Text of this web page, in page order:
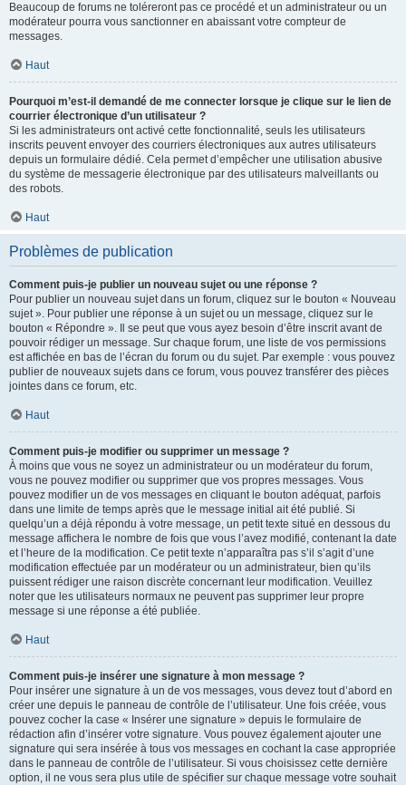
Beaucoup de forums ne toléreront pas ce procédé et un administrateur ou un
modérateur pourra vous sanctionner en abaissant votre compteur de
messages.
Haut
Pourquoi m’est-il demandé de me connecter lorsque je clique sur le lien de
courrier électronique d’un utilisateur ?
Si les administrateurs ont activé cette fonctionnalité, seuls les utilisateurs
inscrits peuvent envoyer des courriers électroniques aux autres utilisateurs
depuis un formulaire dédié. Cela permet d’empêcher une utilisation abusive
du système de messagerie électronique par des utilisateurs malveillants ou
des robots.
Haut
Problèmes de publication
Comment puis-je publier un nouveau sujet ou une réponse ?
Pour publier un nouveau sujet dans un forum, cliquez sur le bouton « Nouveau
sujet ». Pour publier une réponse à un sujet ou un message, cliquez sur le
bouton « Répondre ». Il se peut que vous ayez besoin d’être inscrit avant de
pouvoir rédiger un message. Sur chaque forum, une liste de vos permissions
est affichée en bas de l’écran du forum ou du sujet. Par exemple : vous pouvez
publier de nouveaux sujets dans ce forum, vous pouvez transférer des pièces
jointes dans ce forum, etc.
Haut
Comment puis-je modifier ou supprimer un message ?
À moins que vous ne soyez un administrateur ou un modérateur du forum,
vous ne pouvez modifier ou supprimer que vos propres messages. Vous
pouvez modifier un de vos messages en cliquant le bouton adéquat, parfois
dans une limite de temps après que le message initial ait été publié. Si
quelqu’un a déjà répondu à votre message, un petit texte situé en dessous du
message affichera le nombre de fois que vous l’avez modifié, contenant la date
et l’heure de la modification. Ce petit texte n’apparaîtra pas s’il s’agit d’une
modification effectuée par un modérateur ou un administrateur, bien qu’ils
puissent rédiger une raison discrète concernant leur modification. Veuillez
noter que les utilisateurs normaux ne peuvent pas supprimer leur propre
message si une réponse a été publiée.
Haut
Comment puis-je insérer une signature à mon message ?
Pour insérer une signature à un de vos messages, vous devez tout d’abord en
créer une depuis le panneau de contrôle de l’utilisateur. Une fois créée, vous
pouvez cocher la case « Insérer une signature » depuis le formulaire de
rédaction afin d’insérer votre signature. Vous pouvez également ajouter une
signature qui sera insérée à tous vos messages en cochant la case appropriée
dans le panneau de contrôle de l’utilisateur. Si vous choisissez cette dernière
option, il ne vous sera plus utile de spécifier sur chaque message votre souhait